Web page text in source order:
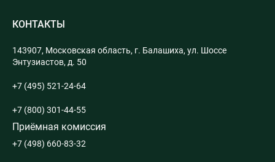
КОНТАКТЫ
143907, Московская область, г. Балашиха, ул. Шоссе
Энтузиастов, д. 50
+7 (495) 521-24-64
+7 (800) 301-44-55
Приёмная комиссия
+7 (498) 660-83-32